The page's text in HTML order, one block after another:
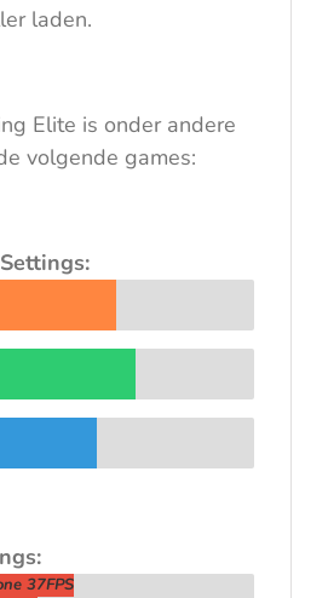
laden.
Elite is onder andere
volgende games:
37FPS